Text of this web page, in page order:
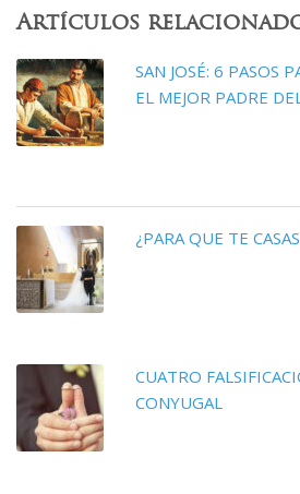
Artículos
SAN JOSÉ: 6 PASOS
EL MEJOR PADRE
¿PARA QUE TE
CUATRO
CONYUGAL